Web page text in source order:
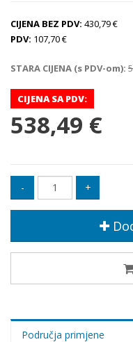
CIJENA BEZ PDV: 430,79 €
PDV: 107,70 €
STARA CIJENA (s PDV-om):
CIJENA SA PDV:
538,49 €
Područja primjene